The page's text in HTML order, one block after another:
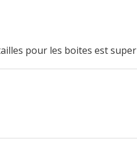
pour les boites est super